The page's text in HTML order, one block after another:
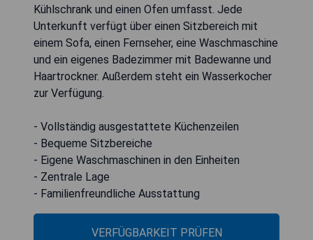
Kühlschrank und einen Ofen umfasst. Jede
Unterkunft verfügt über einen Sitzbereich mit
einem Sofa, einen Fernseher, eine Waschmaschine
und ein eigenes Badezimmer mit Badewanne und
Haartrockner. Außerdem steht ein Wasserkocher
zur Verfügung.
- Vollständig ausgestattete Küchenzeilen
- Bequeme Sitzbereiche
- Eigene Waschmaschinen in den Einheiten
- Zentrale Lage
- Familienfreundliche Ausstattung
VERFÜGBARKEIT PRÜFEN